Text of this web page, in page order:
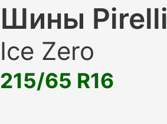
Шины Pirelli
Ice Zero
215/65 R16